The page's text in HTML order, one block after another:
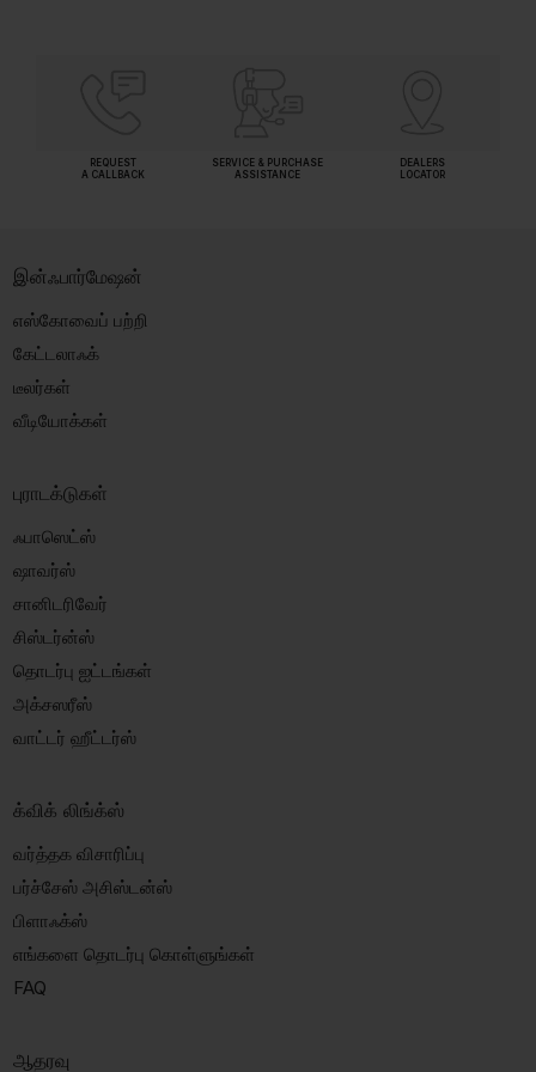
REQUEST
A CALLBACK
SERVICE & PURCHASE
ASSISTANCE
DEALERS
LOCATOR
இன்ஃபார்மேஷன்
எஸ்கோவைப் பற்றி
கேட்டலாஃக்
டீலர்கள்
வீடியோக்கள்
புராடக்டுகள்
ஃபாஸெட்ஸ்
ஷாவர்ஸ்
சானிடரிவேர்
சிஸ்டர்ன்ஸ்
தொடர்பு ஐட்டங்கள்
அக்சஸரீஸ்
வாட்டர் ஹீட்டர்ஸ்
க்விக் லிங்க்ஸ்
வர்த்தக விசாரிப்பு
பர்ச்சேஸ் அசிஸ்டன்ஸ்
பிளாஃக்ஸ்
எங்களை தொடர்பு கொள்ளுங்கள்
FAQ
ஆதரவு